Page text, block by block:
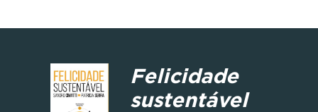
Felicidade
sustentável